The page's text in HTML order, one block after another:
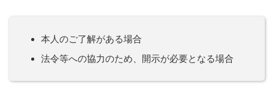
本人のご了解がある場合
法令等への協力のため、開示が必要となる場合